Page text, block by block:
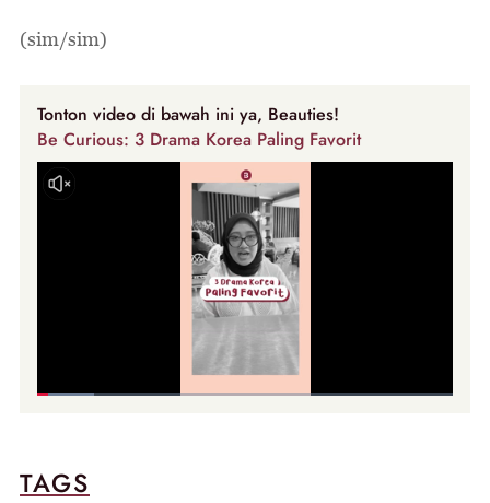
(sim/sim)
Tonton video di bawah ini ya, Beauties!
Be Curious: 3 Drama Korea Paling Favorit
TAGS